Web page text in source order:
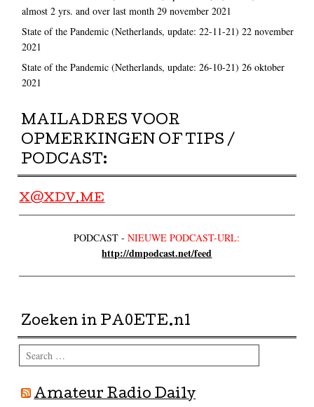
almost 2 yrs. and over last month 29 november 2021
State of the Pandemic (Netherlands, update: 22-11-21) 22 november
2021
State of the Pandemic (Netherlands, update: 26-10-21) 26 oktober
2021
MAILADRES VOOR
OPMERKINGEN OF TIPS /
PODCAST:
X@XDV.ME
PODCAST -NIEUWE PODCAST-URL:
http://dmpodcast.net/feed
Zoeken in PA0ETE.nl
Search
Amateur Radio Daily